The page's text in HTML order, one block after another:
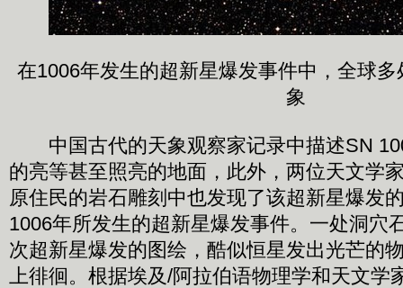
在1006年发生的超新星爆发事件中，全球
象
中国古代的天象观察家记录中描述SN
的亮等甚至照亮的地面，此外，两位天文学
原住民的岩石雕刻中也发现了该超新星爆发
1006年所发生的超新星爆发事件。一处洞穴
次超新星爆发的图绘，酷似恒星发出光芒的
上徘徊。根据埃及/阿拉伯语物理学和天文学